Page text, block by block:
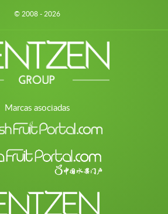
© 2008 - 2026
Marcas asociadas